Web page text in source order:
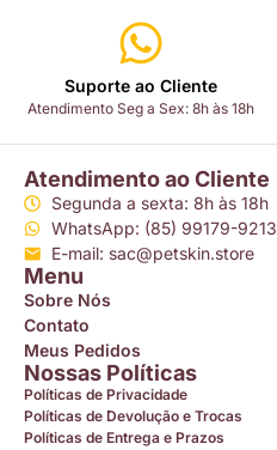
Suporte ao Cliente
Atendimento Seg a Sex: 8h às 18h
Atendimento ao Cliente
Segunda a sexta: 8h às 18h
WhatsApp: (85) 99179-9213
E-mail: sac@petskin.store
Menu
Sobre Nós
Contato
Meus Pedidos
Nossas Políticas
Políticas de Privacidade
Políticas de Devolução e Trocas
Políticas de Entrega e Prazos